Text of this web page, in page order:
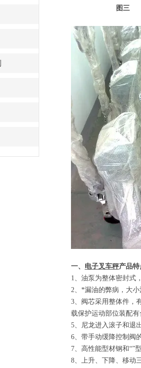
图三
一、 电子叉车秤产品特
1、 油泵为整体密封式
2、 *漏油的弊病，大
3、 阀芯采用整体件，
载保护运动部位装配
5、 尼龙进入滚子和退
6、 带手动缓降控制阀
7、 高性能型材钢和“”
8、 上升、下降、移动